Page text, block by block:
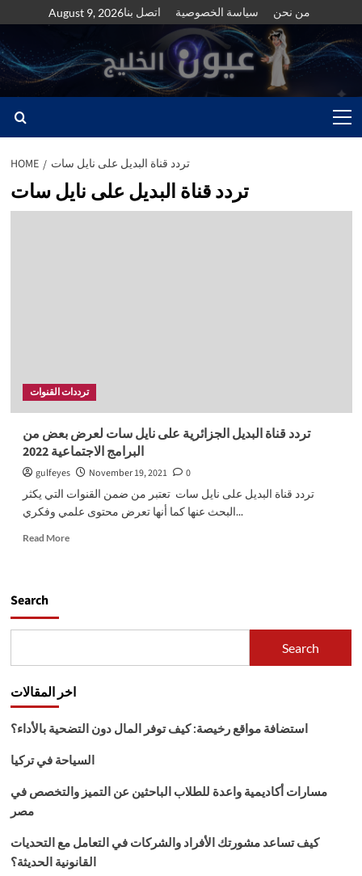
to
content
August 9, 2026اتصل بنا سياسة الخصوصية من نحن
Menu
HOME تردد قناة البديل على نايل سات
تردد قناة البديل على نايل سات
ترددات القنوات
تردد قناة البديل الجزائرية على نايل سات لعرض بعض من
البرامج الاجتماعية 2022
gulfeyes November 19, 2021
0
تردد قناة البديل على نايل سات تعتبر من ضمن القنوات التي يكثر
البحث عنها كما أنها تعرض محتوى علمي وفكري...
Read MoreRead
الجزائرية
لعرض
البرامج
2022
Search
Search
اخر المقالات
استضافة مواقع رخيصة: كيف توفر المال دون التضحية بالأداء؟
السياحة في تركيا
مسارات أكاديمية واعدة للطلاب الباحثين عن التميز والتخصص في
مصر
كيف تساعد مشورتك الأفراد والشركات في التعامل مع التحديات
القانونية الحديثة؟